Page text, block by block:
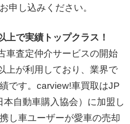
申し込みください。
上で実績トップクラス！
車査定仲介サービスの開始
上が利用しており、業界で
です。carview!車買取はJP
自動車購入協会）に加盟し
し車ユーザーが愛車の売却